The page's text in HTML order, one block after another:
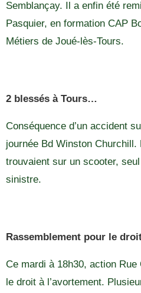
Semblançay. Il a enfin été
Pasquier, en formation CAP
Métiers de Joué-lès-Tours.
2 blessés à Tours…
Conséquence d’un accident
journée Bd Winston
trouvaient sur un scooter,
sinistre.
Rassemblement pour le
Ce mardi à 18h30, action
le droit à l’avortement.